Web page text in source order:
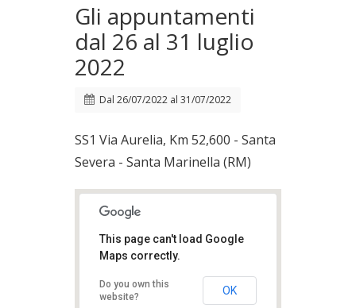
Gli appuntamenti
dal 26 al 31 luglio
2022
Dal 26/07/2022 al 31/07/2022
SS1 Via Aurelia, Km 52,600 - Santa
Severa - Santa Marinella (RM)
This page can't load Google
Maps correctly.
Do you own this
website?
OK